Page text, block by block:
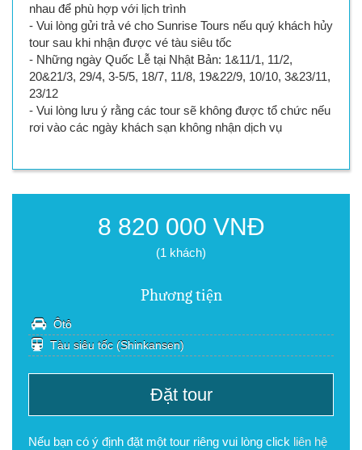
nhau để phù hợp với lịch trình
- Vui lòng gửi trả vé cho Sunrise Tours nếu quý khách hủy
tour sau khi nhận được vé tàu siêu tốc
- Những ngày Quốc Lễ tại Nhật Bản: 1&11/1, 11/2,
20&21/3, 29/4, 3-5/5, 18/7, 11/8, 19&22/9, 10/10, 3&23/11,
23/12
- Vui lòng lưu ý rằng các tour sẽ không được tổ chức nếu
rơi vào các ngày khách sạn không nhận dịch vụ
8 820 000 VNĐ
(1 khách)
Phương tiện
Ôtô
Tàu siêu tốc (Shinkansen)
Đặt tour
Nếu bạn có ý định đặt một tour riêng vui lòng click liên hệ